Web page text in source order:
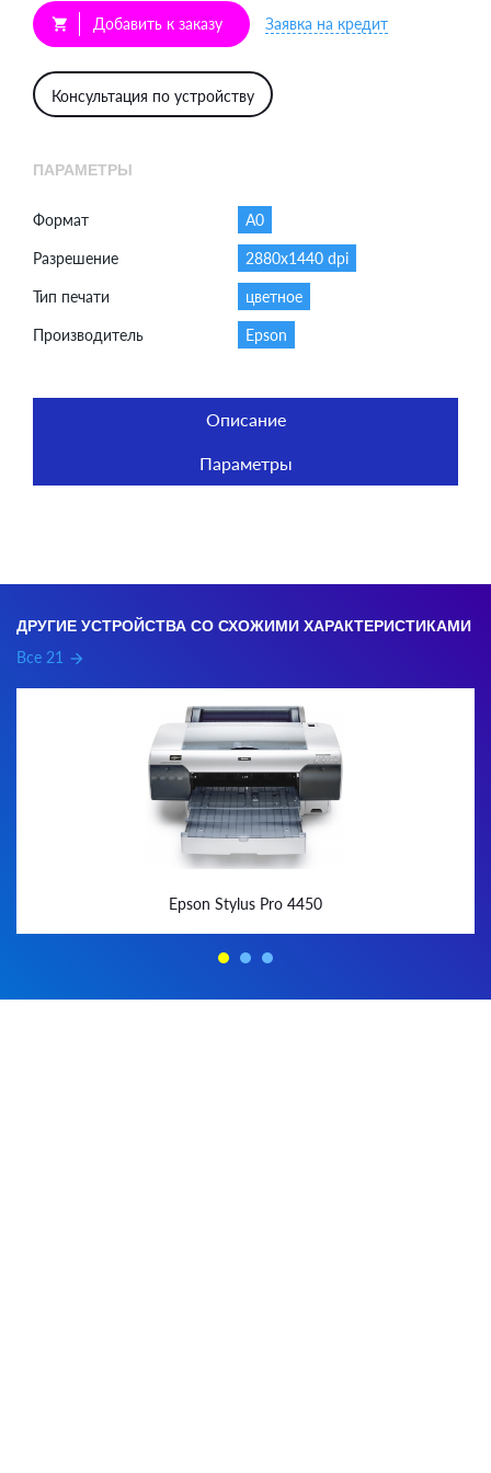
Описание
Параметры
shopping_cart Добавить к заказу Заявка на кредит
Консультация по устройству
ПАРАМЕТРЫ
Формат A0
Разрешение 2880x1440 dpi
Тип печати цветное
Производитель Epson
ДРУГИЕ УСТРОЙСТВА СО СХОЖИМИ ХАРАКТЕРИСТИКАМИ
Все 21 arrow_forward
Epson Stylus Pro 4450